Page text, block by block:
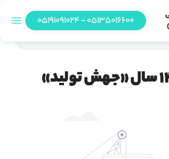
05135016600 - 05191091024